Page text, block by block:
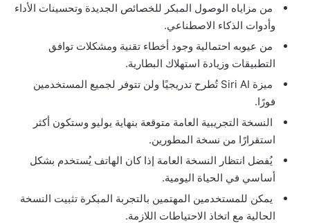
من مزاياه الوصول المبكر للخصائص الجديدة وتحسينات الأداء
وأدوات الذكاء الاصطناعي.
من عيوبه احتمالية وجود أخطاء تقنية ومشكلات توافق
التطبيقات وزيادة استهلاك البطارية.
ميزة Siri AI تُطرح تدريجيًا ولن تتوفر لجميع المستخدمين
فورًا.
النسخة التجريبية العامة متوقعة بنهاية يوليو وستكون أكثر
استقرارًا من نسخة المطورين.
يُفضل انتظار النسخة العامة إذا كان الهاتف يُستخدم بشكل
أساسي في الحياة اليومية.
يمكن للمستخدمين المهتمين بالتجربة المبكرة تثبيت النسخة
الحالية مع اتخاذ الاحتياطات اللازمة.